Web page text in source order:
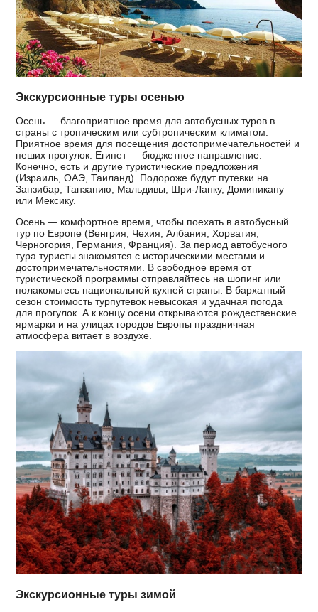
Экскурсионные туры осенью
Осень — благоприятное время для автобусных туров в
страны с тропическим или субтропическим климатом.
Приятное время для посещения достопримечательностей и
пеших прогулок. Египет — бюджетное направление.
Конечно, есть и другие туристические предложения
(Израиль, ОАЭ, Таиланд). Подороже будут путевки на
Занзибар, Танзанию, Мальдивы, Шри-Ланку, Доминикану
или Мексику.
Осень — комфортное время, чтобы поехать в автобусный
тур по Европе (Венгрия, Чехия, Албания, Хорватия,
Черногория, Германия, Франция). За период автобусного
тура туристы знакомятся с историческими местами и
достопримечательностями. В свободное время от
туристической программы отправляйтесь на шопинг или
полакомьтесь национальной кухней страны. В бархатный
сезон стоимость турпутевок невысокая и удачная погода
для прогулок. А к концу осени открываются рождественские
ярмарки и на улицах городов Европы праздничная
атмосфера витает в воздухе.
Экскурсионные туры зимой